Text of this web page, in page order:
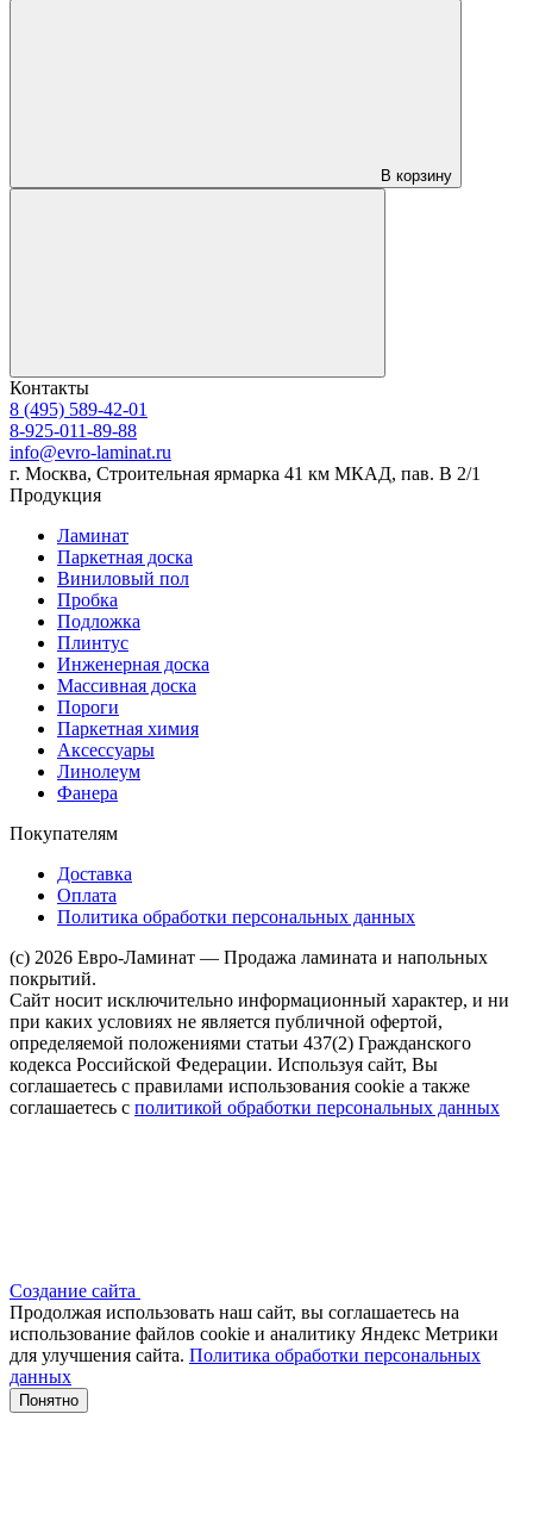
В корзину
Контакты
8 (495) 589-42-01
8-925-011-89-88
info@evro-laminat.ru
г. Москва, Строительная ярмарка 41 км МКАД, пав. В 2/1
Продукция
Ламинат
Паркетная доска
Виниловый пол
Пробка
Подложка
Плинтус
Инженерная доска
Массивная доска
Пороги
Паркетная химия
Аксессуары
Линолеум
Фанера
Покупателям
Доставка
Оплата
Политика обработки персональных данных
(c) 2026 Евро-Ламинат — Продажа ламината и напольных
покрытий.
Сайт носит исключительно информационный характер, и ни
при каких условиях не является публичной офертой,
определяемой положениями статьи 437(2) Гражданского
кодекса Российской Федерации. Используя сайт, Вы
соглашаетесь с правилами использования cookie а также
соглашаетесь с политикой обработки персональных данных
Создание сайта
Продолжая использовать наш сайт, вы соглашаетесь на
использование файлов сооkіе и аналитику Яндекс Метрики
для улучшения сайта. Политика обработки персональных
данных
Понятно